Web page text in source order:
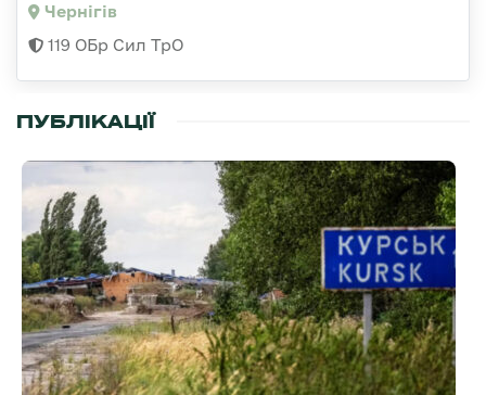
Чернігів
119 ОБр Сил ТрО
ПУБЛІКАЦІЇ